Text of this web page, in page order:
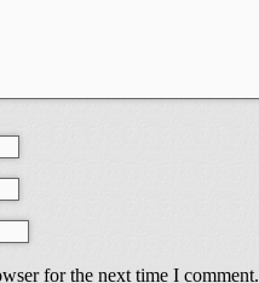
for the next time I comment.